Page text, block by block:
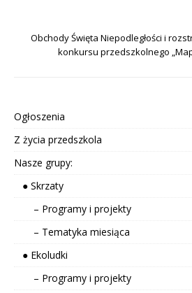
Obchody Święta Niepodległości i
konkursu przedszkolnego
Ogłoszenia
Z życia przedszkola
Nasze grupy:
● Skrzaty
– Programy i projekty
– Tematyka miesiąca
● Ekoludki
– Programy i projekty